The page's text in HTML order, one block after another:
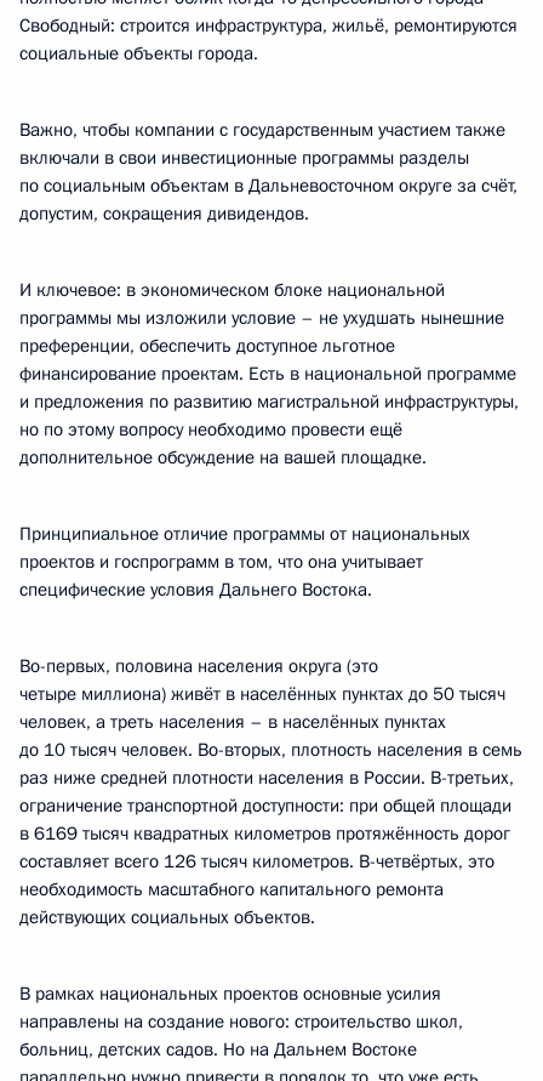
Свободный: строится инфраструктура, жильё, ремонтируются
социальные объекты города.
Важно, чтобы компании с государственным участием также
включали в свои инвестиционные программы разделы
по социальным объектам в Дальневосточном округе за счёт,
допустим, сокращения дивидендов.
И ключевое: в экономическом блоке национальной
программы мы изложили условие – не ухудшать нынешние
преференции, обеспечить доступное льготное
финансирование проектам. Есть в национальной программе
и предложения по развитию магистральной инфраструктуры,
но по этому вопросу необходимо провести ещё
дополнительное обсуждение на вашей площадке.
Принципиальное отличие программы от национальных
проектов и госпрограмм в том, что она учитывает
специфические условия Дальнего Востока.
Во-первых, половина населения округа (это
четыре миллиона) живёт в населённых пунктах до 50 тысяч
человек, а треть населения – в населённых пунктах
до 10 тысяч человек. Во-вторых, плотность населения в семь
раз ниже средней плотности населения в России. В-третьих,
ограничение транспортной доступности: при общей площади
в 6169 тысяч квадратных километров протяжённость дорог
составляет всего 126 тысяч километров. В-четвёртых, это
необходимость масштабного капитального ремонта
действующих социальных объектов.
В рамках национальных проектов основные усилия
направлены на создание нового: строительство школ,
больниц, детских садов. Но на Дальнем Востоке